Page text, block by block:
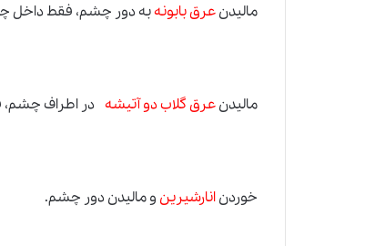
مالیدنعرق بابونهبه دور چشم، فقط داخل
مالیدنعرق گلاب دو آتیشه در اطراف
خوردنانارشیرین و مالیدن دور چشم.